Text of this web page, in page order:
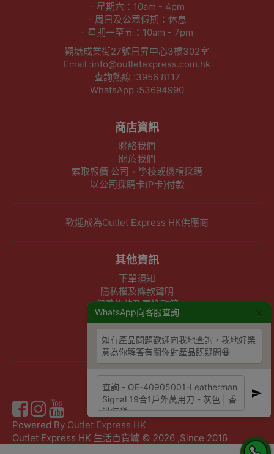
WhatsApp向客服查詢
如有產品問題歡迎向我地查詢，我地好樂
意為你解答有關你對產品既疑問😀
- 星期六：10am - 4pm
- 周日及公眾假期：休息
- 星期一至五：10am - 7pm
觀塘成業街27號日昇中心3樓302室
Email :info@outletexpress.com.hk
查詢熱線 :3956 8117
WhatsApp :53694990
商店資訊
聯絡我們
關於我們
索取報價 公司、學校或機構採購
以公司採購卡(P卡)付款
歡迎成為Outlet Express HK供應商
其他資訊
下單須知
隱私權及條款聲明
保養條款及更換政策
除舊服務條款及細則
網站地圖
Powered By Outlet Express HK
Outlet Express HK 生活百貨城 © 2026 ,Since 2016